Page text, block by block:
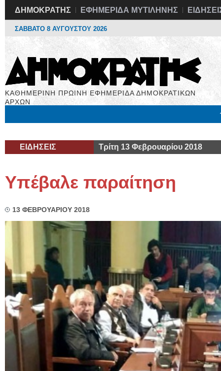
ΔΗΜΟΚΡΑΤΗΣ ΕΦΗΜΕΡΙΔΑ ΜΥΤΙΛΗΝΗΣ
ΣΑΒΒΑΤΟ 8 ΑΥΓΟΥΣΤΟΥ 2026
ΚΑΘΗΜΕΡΙΝΗ ΠΡΩΙΝΗ ΕΦΗΜΕΡΙΔΑ ΔΗΜΟΚΡΑΤΙΚΩΝ
ΑΡΧΩΝ
ΕΙΔΗΣΕΙΣ Τρίτη 13 Φεβρουαρίου 2018
Υπέβαλε παραίτηση
13 ΦΕΒΡΟΥΑΡΙΟΥ 2018